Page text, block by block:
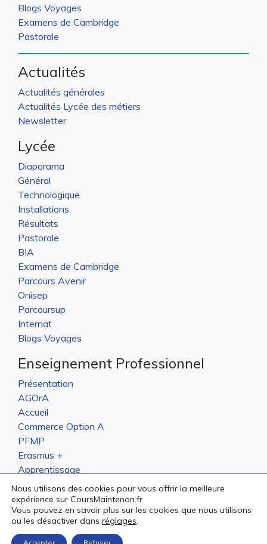
Blogs Voyages
Examens de Cambridge
Pastorale
Actualités
Actualités générales
Actualités Lycée des métiers
Newsletter
Lycée
Diaporama
Général
Technologique
Installations
Résultats
Pastorale
BIA
Examens de Cambridge
Parcours Avenir
Onisep
Parcoursup
Internat
Blogs Voyages
Enseignement Professionnel
Présentation
AGOrA
Accueil
Commerce Option A
PFMP
Erasmus +
Apprentissage
Résultats
Actualités
Internat
Postorale
Nous utilisons des cookies pour vous offrir la meilleure
expérience sur CoursMaintenon.fr
Vous pouvez en savoir plus sur les cookies que nous utilisons
ou les désactiver dans réglages.